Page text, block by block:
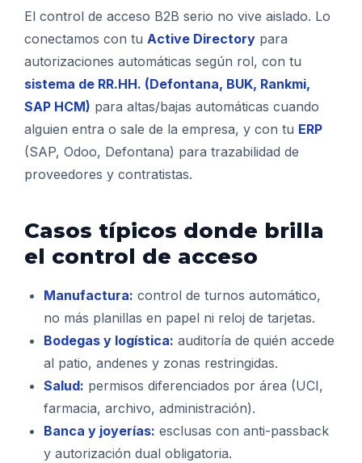
El control de acceso B2B serio no vive aislado. Lo
conectamos con tu Active Directory para
autorizaciones automáticas según rol, con tu
sistema de RR.HH. (Defontana, BUK, Rankmi,
SAP HCM) para altas/bajas automáticas cuando
alguien entra o sale de la empresa, y con tu ERP
(SAP, Odoo, Defontana) para trazabilidad de
proveedores y contratistas.
Casos típicos donde brilla
el control de acceso
Manufactura: control de turnos automático,
no más planillas en papel ni reloj de tarjetas.
Bodegas y logística: auditoría de quién accede
al patio, andenes y zonas restringidas.
Salud: permisos diferenciados por área (UCI,
farmacia, archivo, administración).
Banca y joyerías: esclusas con anti-passback
y autorización dual obligatoria.